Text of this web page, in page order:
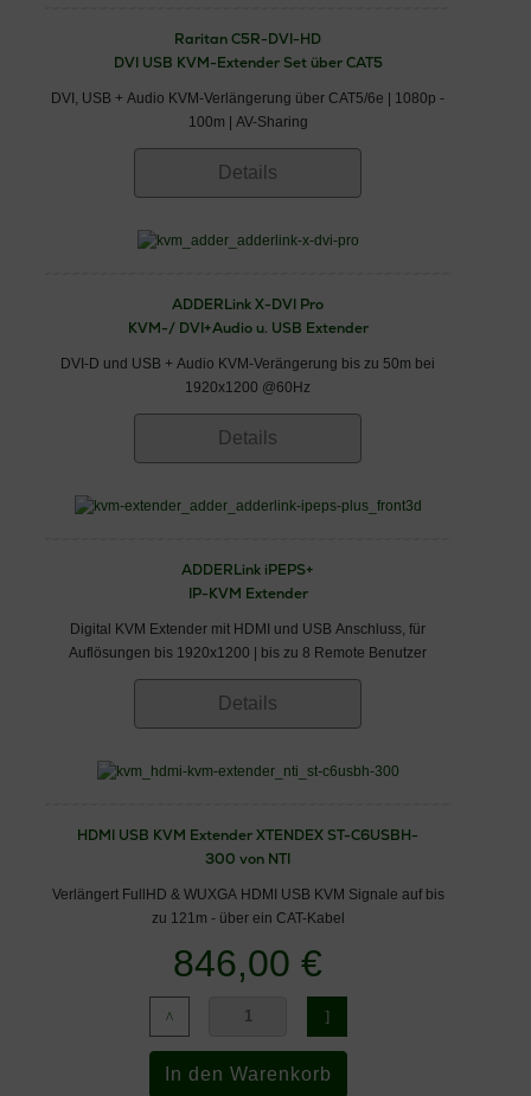
Raritan C5R-DVI-HD
DVI USB KVM-Extender Set über CAT5
DVI, USB + Audio KVM-Verlängerung über CAT5/6e | 1080p -
100m | AV-Sharing
Details
ADDERLink X-DVI Pro
KVM-/ DVI+Audio u. USB Extender
DVI-D und USB + Audio KVM-Verängerung bis zu 50m bei
1920x1200 @60Hz
Details
ADDERLink iPEPS+
IP-KVM Extender
Digital KVM Extender mit HDMI und USB Anschluss, für
Auflösungen bis 1920x1200 | bis zu 8 Remote Benutzer
Details
HDMI USB KVM Extender XTENDEX ST-C6USBH-
300 von NTI
Verlängert FullHD & WUXGA HDMI USB KVM Signale auf bis
zu 121m - über ein CAT-Kabel
846,00 €